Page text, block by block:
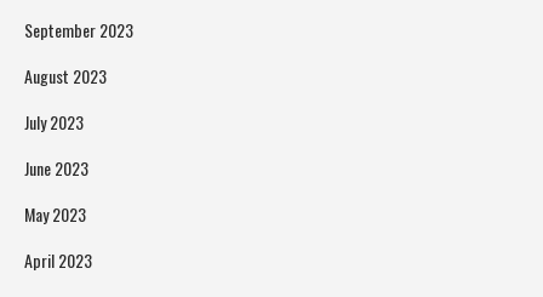
September 2023
August 2023
July 2023
June 2023
May 2023
April 2023